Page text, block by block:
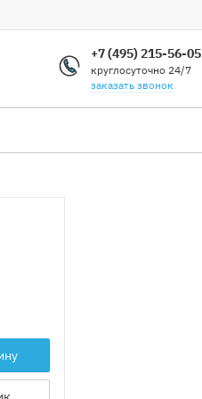
+7 (495) 215-56-05
круглосуточно 24/7
заказать звонок